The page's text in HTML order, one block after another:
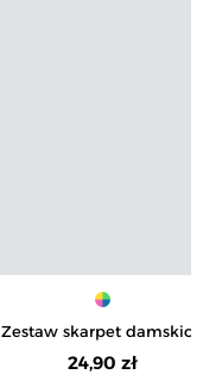
Zestaw skarpet damskich
długich z bawełny w
zwierzęce wzory 3-pak
24,90 zł